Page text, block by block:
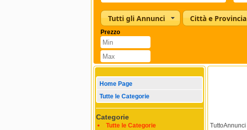
Tutti gli Annunci Città e Provincia
Prezzo
Home Page
Tutte le Categorie
Categorie
Tutte le Categorie
TuttoAnnunci